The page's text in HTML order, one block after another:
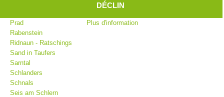
Prad
Rabenstein
Ridnaun - Ratschings
Sand in Taufers
Sarntal
Schlanders
Schnals
Seis am Schlern
DÉCLIN
Plus d'information